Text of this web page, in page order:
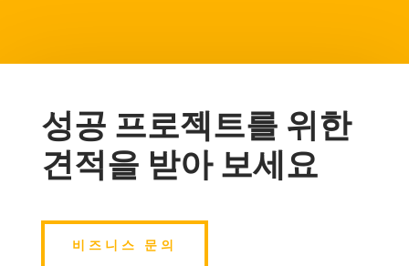
성공 프로젝트를 위한
견적을 받아 보세요
비즈니스 문의